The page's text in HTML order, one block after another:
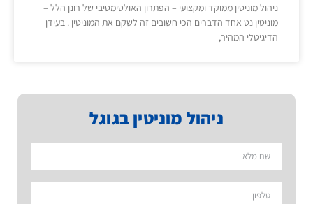
ניהול מוניטין בגוגל
ניהול מוניטין ממוקד ומקצועי – הפתרון האולטימטיבי של רונן הלל –
מוניטין נט אחד הדברים הכי חשובים זה לשקם את המוניטין . בעידן
הדיגיטלי המהיר,